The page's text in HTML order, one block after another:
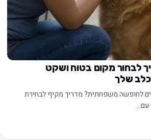
לבחור מקום בטוח ושקט
שלך
לחופשה משפחתית? מדריך מקיף לבחירת